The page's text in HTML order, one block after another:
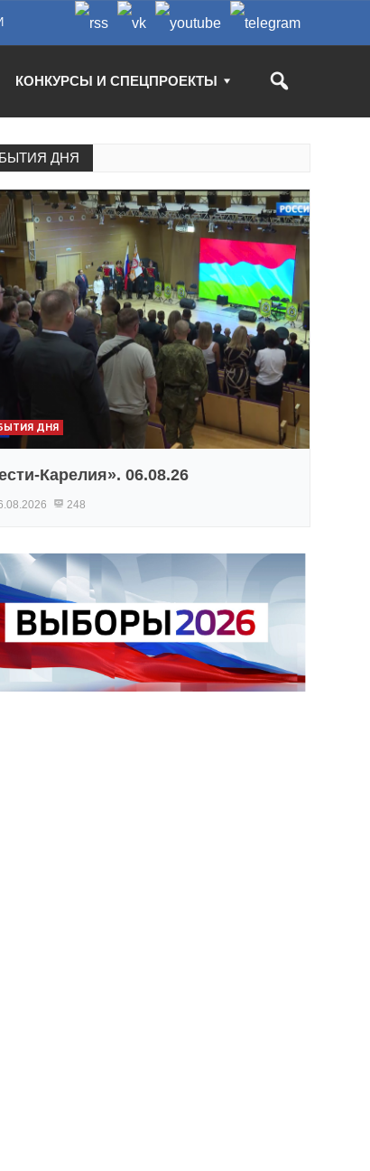
КОНКУРСЫ И СПЕЦПРОЕКТЫ
ДНЯ
ДНЯ
Карелия». 06.08.26
248